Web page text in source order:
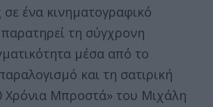
σε ένα κινηματογραφικό
τη σύγχρονη
μέσα από το
και τη σατιρική
Χρόνια Μπροστά» του Μιχάλη